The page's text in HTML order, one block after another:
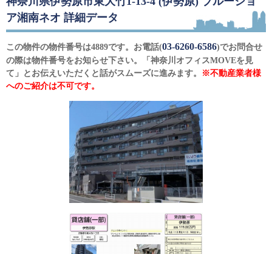
ア湘南ネオ 詳細データ
この物件の物件番号は4889です。お電話(03-6260-6586)でお問合せ
の際は物件番号をお知らせ下さい。「神奈川オフィスMOVEを見
て」とお伝えいただくと話がスムーズに進みます。
※不動産業者様
へのご紹介は不可です。